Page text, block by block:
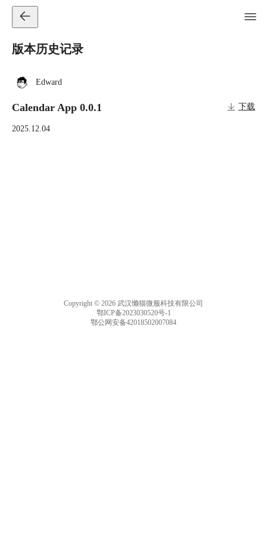
版本历史记录
Edward
Calendar App 0.0.1 下载
2025.12.04
Copyright © 2026 武汉懒猫微服科技有限公司
鄂ICP备2023030520号-1
鄂公网安备42018502007084